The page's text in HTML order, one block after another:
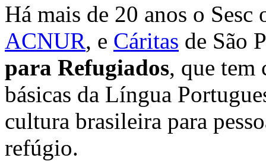
Há mais de 20 anos o
ACNUR, e Cáritas de São
para Refugiados, que tem
básicas da Língua
cultura brasileira para
refúgio.